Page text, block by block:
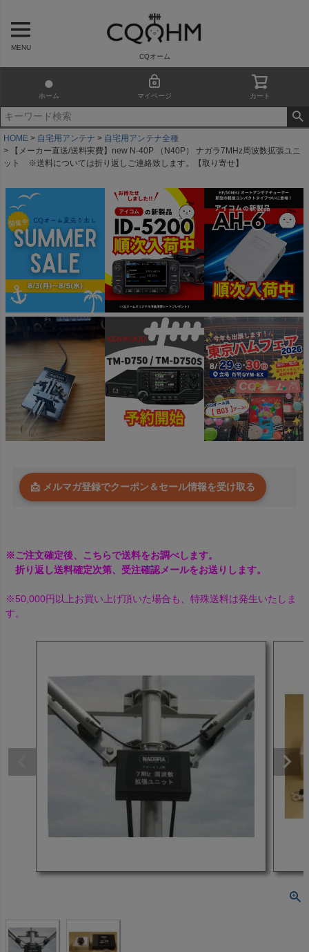
MENU
CQオーム
ホーム マイページ カート
HOME 自宅用アンテナ
自宅用アンテナ全種
【メーカー直送/送料実費】new N-40P （N40P） ナガラ7MHz周波数拡張ユニ
ット ※送料については折り返しご連絡致します。【取り寄せ】
📩 メルマガ登録でクーポン＆セール情報を受け取る
※ご注文確定後、こちらで送料をお調べします。
折り返し送料確定次第、受注確認メールをお送りします。
※50,000円以上お買い上げ頂いた場合も、特殊送料は発生いたしま
す。